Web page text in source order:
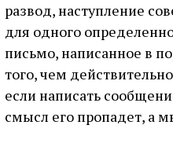
развод, наступление
для одного
письмо, написанное в
того, чем
если написать
смысл его пропадет, а